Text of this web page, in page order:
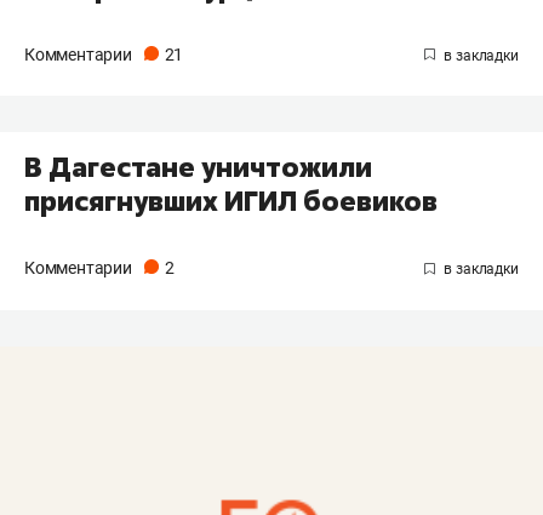
Комментарии 21
В Дагестане уничтожили
присягнувших ИГИЛ боевиков
Комментарии 2